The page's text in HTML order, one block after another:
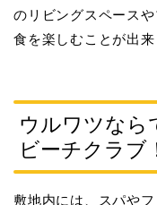
のリビングスペース
食を楽しむことが出来
ウルワツなら
ビーチクラブ
敷地内には、スパや